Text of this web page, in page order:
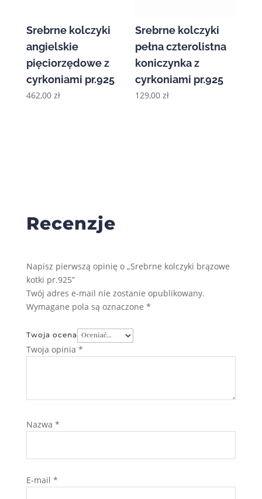
Srebrne kolczyki
angielskie
pięciorzędowe z
cyrkoniami pr.925
462,00 zł
Srebrne kolczyki
pełna czterolistna
koniczynka z
cyrkoniami pr.925
129,00zł
Recenzje
Napisz pierwszą opinię o „Srebrne kolczyki brązowe
kotki pr.925”
Twój adres e-mail nie zostanie opublikowany.
Wymagane pola są oznaczone *
Twoja ocena
Twoja opinia *
Nazwa *
E-mail *